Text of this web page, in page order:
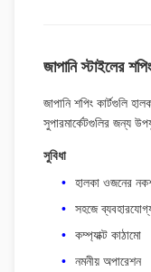
জাপানি স্টাইলের
জাপানি শপিং কার্টগুলি
সুপারমার্কেটগুলির জন্য
সুবিধা
হালকা ওজনের
সহজে
কম্প্যাক্ট কাঠামো
নমনীয় অপারেশন